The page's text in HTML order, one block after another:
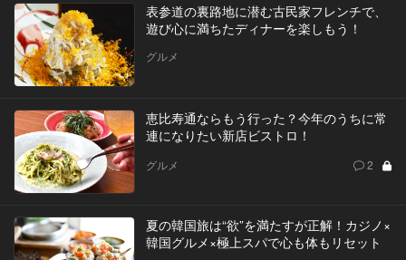
表参道の裏路地に潜む古民家フレンチで、
遊び心に満ちたディナーを楽しもう！
グルメ
恵比寿通ならもう行った？今年のうちに常
連になりたい新店ビストロ！
グルメ 2
夏の韓国旅は“欲”を満たすが正解！カジノ×
韓国グルメ×極上スパで心も体もリセット